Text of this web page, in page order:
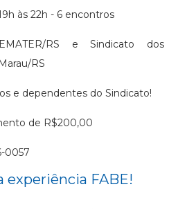
às 22h - 6 encontros
RS e Sindicato dos
RS
e dependentes do Sindicato!
de R$200,00
0057
experiência FABE!